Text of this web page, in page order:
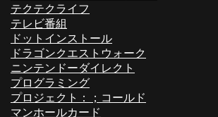
テクテクライフ
テレビ番組
ドットインストール
ドラゴンクエストウォーク
ニンテンドーダイレクト
プログラミング
プロジェクト：；コールド
マンホールカード